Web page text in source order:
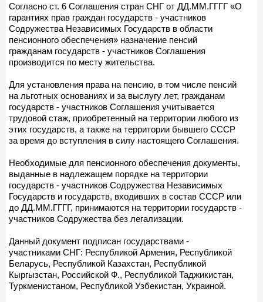
Согласно ст. 6 Соглашения стран СНГ от ДД.ММ.ГГГГ «О
гарантиях прав граждан государств - участников
Содружества Независимых Государств в области
пенсионного обеспечения» назначение пенсий
гражданам государств - участников Соглашения
производится по месту жительства.
Для установления права на пенсию, в том числе пенсий
на льготных основаниях и за выслугу лет, гражданам
государств - участников Соглашения учитывается
трудовой стаж, приобретенный на территории любого из
этих государств, а также на территории бывшего СССР
за время до вступления в силу настоящего Соглашения.
Необходимые для пенсионного обеспечения документы,
выданные в надлежащем порядке на территории
государств - участников Содружества Независимых
Государств и государств, входивших в состав СССР или
до ДД.ММ.ГГГГ, принимаются на территории государств -
участников Содружества без легализации.
Данный документ подписан государствами -
участниками СНГ: Республикой Армения, Республикой
Беларусь, Республикой Казахстан, Республикой
Кыргызстан, Российской Ф., Республикой Таджикистан,
Туркменистаном, Республикой Узбекистан, Украиной.